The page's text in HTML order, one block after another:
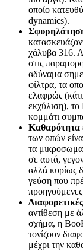
οποίο
dynamics).
χάλυβα 316.
στις
αδύναμα
φίλτρα, τα
ελαφρώς
εκχύλιση), το
κομμάτι
Καθαρότητα
των οπών
τα
σε αυτά,
αλλά κυρίως
γεύση που
προηγούμενες
αντίθεση με
σχήμα, η
τονίζουν
μέχρι την